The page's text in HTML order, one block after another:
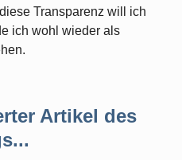
Transparenz will ich
ich wohl wieder als
Artikel des